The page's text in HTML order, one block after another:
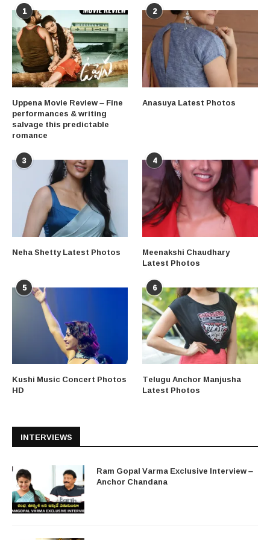
1
Uppena Movie Review – Fine
performances & writing
salvage this predictable
romance
2
Anasuya Latest Photos
3
Neha Shetty Latest Photos
4
Meenakshi Chaudhary
Latest Photos
5
Kushi Music Concert Photos
HD
6
Telugu Anchor Manjusha
Latest Photos
INTERVIEWS
Ram Gopal Varma Exclusive Interview –
Anchor Chandana